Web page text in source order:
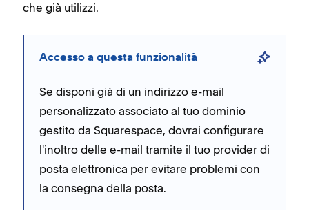
che già utilizzi.
Accesso a questa funzionalità
Se disponi già di un indirizzo e-mail
personalizzato associato al tuo dominio
gestito da Squarespace, dovrai configurare
l'inoltro delle e-mail tramite il tuo provider di
posta elettronica per evitare problemi con
la consegna della posta.